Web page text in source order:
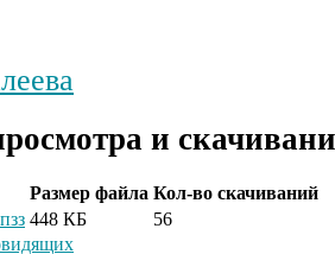
и
Размер файла Кол-во скачиваний
448 КБ
56